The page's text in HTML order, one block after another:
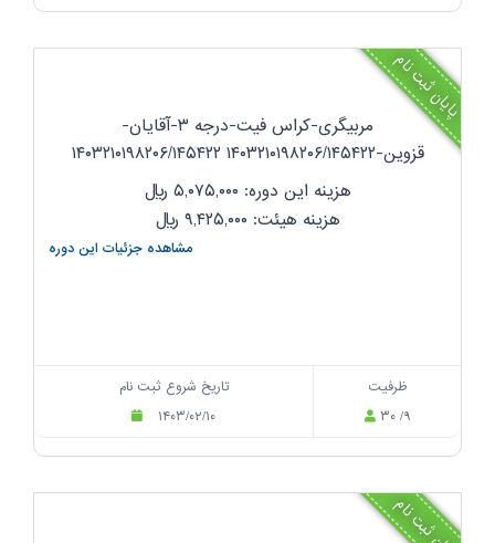
پایان ثبت نام
مربیگری-کراس فیت-درجه ۳-آقایان-
قزوین-۱۴۰۳۲۱۰۱۹۸۲۰۶/۱۴۵۴۲۲ ۱۴۰۳۲۱۰۱۹۸۲۰۶/۱۴۵۴۲۲
هزینه این دوره: ۵,۰۷۵,۰۰۰
ریال
هزینه هیئت: ۹,۴۲۵,۰۰۰
ریال
مشاهده جزئیات این دوره
تاریخ شروع ثبت نام
۱۴۰۳/۰۲/۱۰
ظرفیت
۳۰ /۹